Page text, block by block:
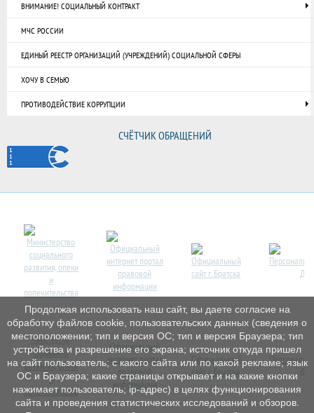
ВНИМАНИЕ! СОЦИАЛЬНЫЙ КОНТРАКТ
МЧС РОССИИ
ЕДИНЫЙ РЕЕСТР ОРГАНИЗАЦИЙ (УЧРЕЖДЕНИЙ) СОЦИАЛЬНОЙ СФЕРЫ
ХОЧУ В СЕМЬЮ
ПРОТИВОДЕЙСТВИЕ КОРРУПЦИИ
СЧЁТЧИК ОБРАЩЕНИЙ
Министерство
социального
развития, опеки
и
попечительства
Официальный
интернет портал
правовой
информации
Официальный
сайт г. Братска
Продолжая использовать наш сайт, вы даете согласие на
обработку файлов cookie, пользовательских данных (сведения о
местоположении; тип и версия ОС; тип и версия Браузера; тип
устройства и разрешение его экрана; источник откуда пришел
на сайт пользователь; с какого сайта или по какой рекламе; язык
ОС и Браузера; какие страницы открывает и на какие кнопки
нажимает пользователь; ip-адрес) в целях функционирования
сайта и проведения статистических исследований и обзоров.